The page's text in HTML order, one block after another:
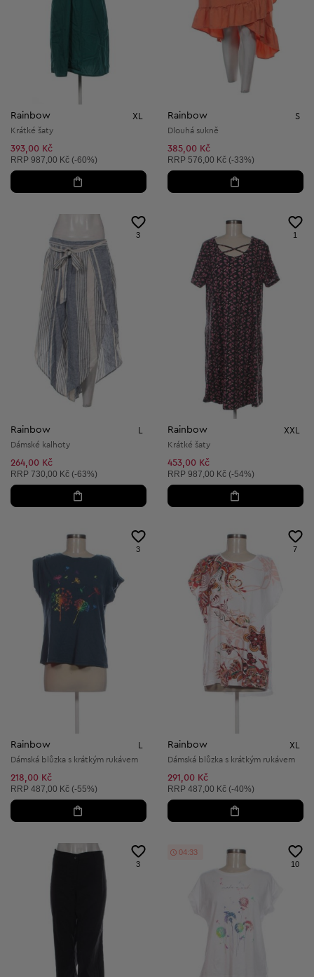
Rainbow XL
Krátké šaty
393,00 Kč
Doporučená cena:
RRP 987,00 Kč (-60%)
Rainbow S
Dlouhá sukně
385,00 Kč
Doporučená cena:
RRP 576,00 Kč (-33%)
3
Rainbow
Dámské kalhoty
264,00 Kč
Doporučená cena:
RRP 730,00 Kč (-63%)
1
Rainbow XXL
Krátké šaty
453,00 Kč
Doporučená cena:
RRP 987,00 Kč (-54%)
3
Rainbow L
Dámská blůzka s krátkým rukávem
218,00 Kč
Doporučená cena:
RRP 487,00 Kč (-55%)
7
Rainbow XL
Dámská blůzka s krátkým rukávem
291,00 Kč
Doporučená cena:
RRP 487,00 Kč (-40%)
3 10
04:31